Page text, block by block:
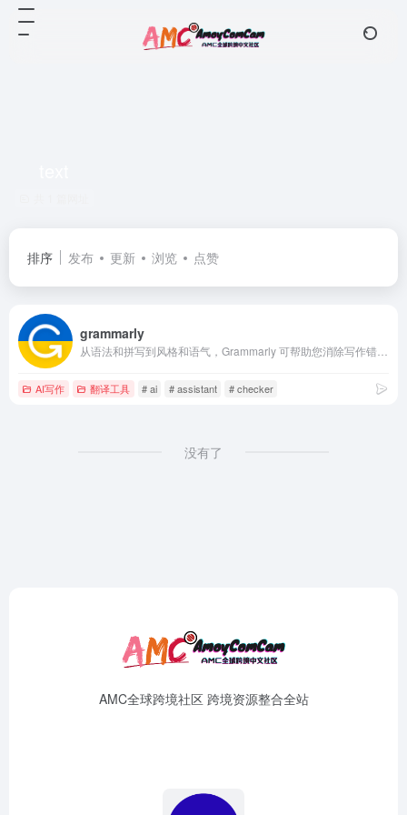
排序 发布 更新 浏览 点赞
grammarly
AI写作 翻译工具 # ai # assistant # checker
没有了
AMC全球跨境社区 跨境资源整合全站